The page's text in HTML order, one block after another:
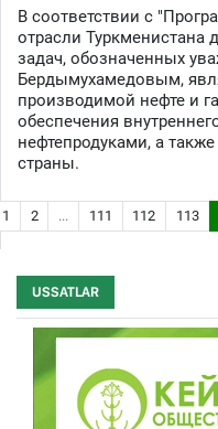
В соответствии с
отрасли Туркменистана
задач, обозначенных
Бердымухамедовым,
производимой нефте и
обеспечения
нефтепродуками, а
страны.
1 2 ... 111 112 113
USSATLAR